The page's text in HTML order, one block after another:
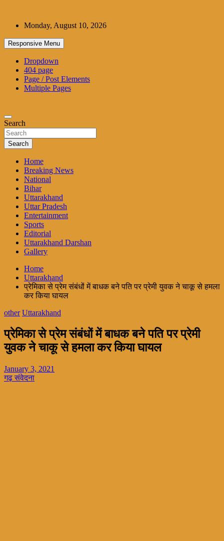
contentMonday, August 10, 2026
Responsive Menu
Dropdown
404 page
Page / Post Elements
Multiple Pages
Search
Search
Home
Breaking News
National
Bihar
Uttarakhand
Uttar Pradesh
Entertainment
Sports
Editorial
Uttarakhand Darshan
Gallery
Home
Uttarakhand
प्रेमिका से प्रेम संबंधों में बाधक बने पति पर प्रेमी युवक ने चाकू से हमला
कर किया घायल
other Uttarakhand
प्रेमिका से प्रेम संबंधों में बाधक बने पति पर प्रेमी
युवक ने चाकू से हमला कर किया घायल
January 3, 2021
गढ़ संवेदना